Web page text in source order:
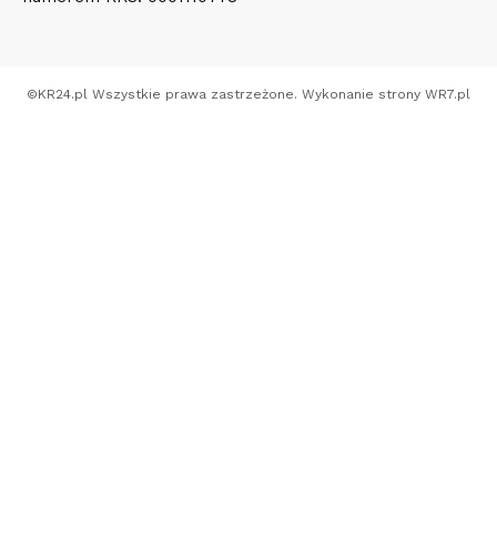
©KR24.pl Wszystkie prawa zastrzeżone. Wykonanie strony WR7.pl